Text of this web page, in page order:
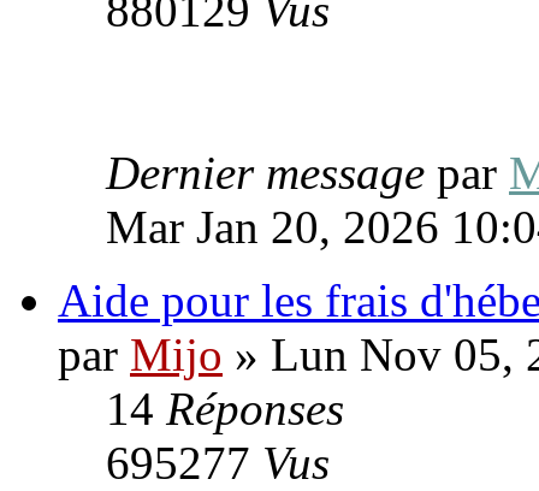
880129 Vus
Dernier message par
Mar Jan 20, 2026
Aide pour les frais
par Mijo » Lun Nov 05,
14 Réponses
695277 Vus